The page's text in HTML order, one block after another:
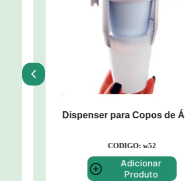
Dispenser para Copos de Água
CODIGO: w52
Adicionar
Produto